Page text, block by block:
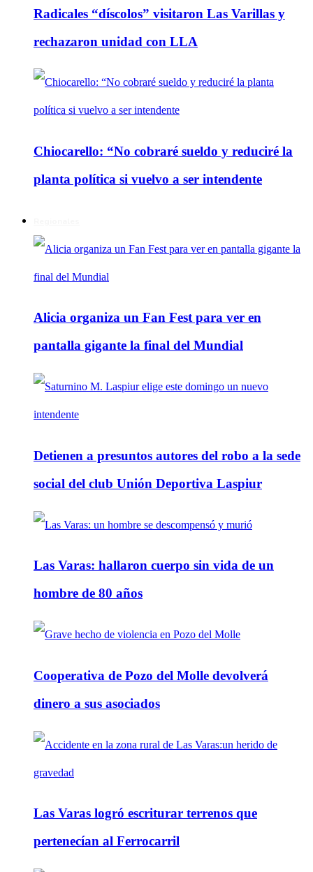
Radicales “díscolos” visitaron Las Varillas y
rechazaron unidad con LLA
Chiocarello: “No cobraré sueldo y reduciré la
planta política si vuelvo a ser intendente
Alicia organiza un Fan Fest para ver en
pantalla gigante la final del Mundial
Detienen a presuntos autores del robo a la sede
social del club Unión Deportiva Laspiur
Las Varas: hallaron cuerpo sin vida de un
hombre de 80 años
Cooperativa de Pozo del Molle devolverá
dinero a sus asociados
Las Varas logró escriturar terrenos que
pertenecían al Ferrocarril